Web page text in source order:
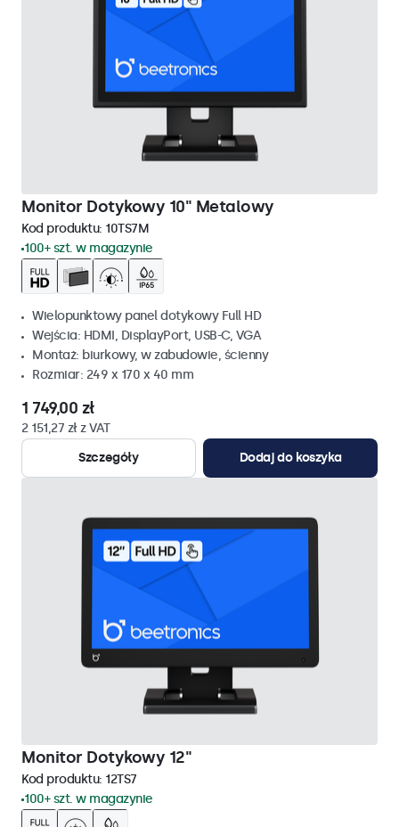
Monitor Dotykowy 10" Metalowy
Kod produktu: 10TS7M
100+ szt. w magazynie
Wielopunktowy panel dotykowy Full HD
Wejścia: HDMI, DisplayPort, USB-C, VGA
Montaż: biurkowy, w zabudowie, ścienny
Rozmiar: 249 x 170 x 40 mm
1 749,00 zł
2 151,27 zł z VAT
Szczegóły
Dodaj do koszyka
Monitor Dotykowy 12"
Kod produktu: 12TS7
100+ szt. w magazynie